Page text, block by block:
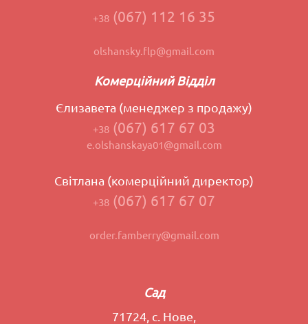
+38 (067) 112 16 35
olshansky.flp@gmail.com
Комерційний Відділ
Єлизавета (менеджер з продажу)
+38 (067) 617 67 03
e.olshanskaya01@gmail.com
Світлана (комерційний директор)
+38 (067) 617 67 07
order.famberry@gmail.com
Сад
71724, с. Нове,